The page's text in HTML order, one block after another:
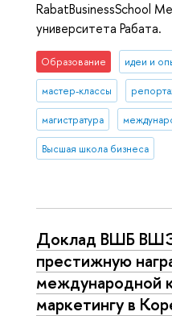
RabatBusinessSchool
университета Рабата.
Образование идеи и
мастер-классы
магистратура
Высшая школа бизнеса
Доклад ВШБ
престижную
международной
маркетингу в